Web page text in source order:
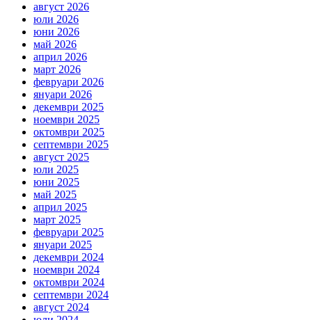
август 2026
юли 2026
юни 2026
май 2026
април 2026
март 2026
февруари 2026
януари 2026
декември 2025
ноември 2025
октомври 2025
септември 2025
август 2025
юли 2025
юни 2025
май 2025
април 2025
март 2025
февруари 2025
януари 2025
декември 2024
ноември 2024
октомври 2024
септември 2024
август 2024